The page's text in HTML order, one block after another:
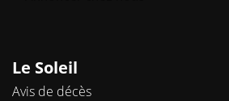
Le Soleil
Avis de décès